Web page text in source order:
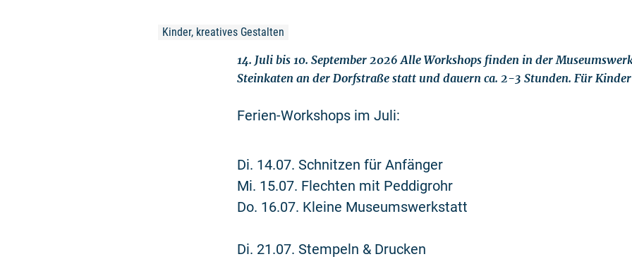
Kinder, kreatives Gestalten
14. Juli bis 10. September 2026 Alle Workshops finden in der
Steinkaten an der Dorfstraße statt und dauern ca. 2-3 Stunden. Für Kinder
Ferien-Workshops im Juli:
Di. 14.07. Schnitzen für Anfänger
Mi. 15.07. Flechten mit Peddigrohr
Do. 16.07. Kleine Museumswerkstatt
Di. 21.07. Stempeln & Drucken